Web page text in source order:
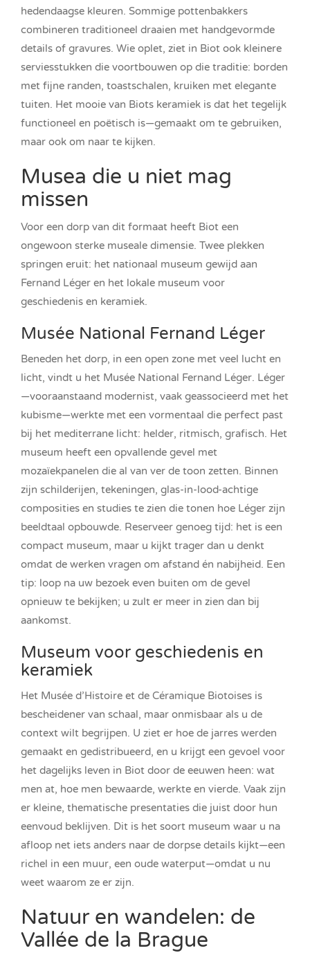
hedendaagse kleuren. Sommige pottenbakkers
combineren traditioneel draaien met handgevormde
details of gravures. Wie oplet, ziet in Biot ook kleinere
serviesstukken die voortbouwen op die traditie: borden
met fijne randen, toastschalen, kruiken met elegante
tuiten. Het mooie van Biots keramiek is dat het tegelijk
functioneel en poëtisch is—gemaakt om te gebruiken,
maar ook om naar te kijken.
Musea die u niet mag
missen
Voor een dorp van dit formaat heeft Biot een
ongewoon sterke museale dimensie. Twee plekken
springen eruit: het nationaal museum gewijd aan
Fernand Léger en het lokale museum voor
geschiedenis en keramiek.
Musée National Fernand Léger
Beneden het dorp, in een open zone met veel lucht en
licht, vindt u het Musée National Fernand Léger. Léger
—vooraanstaand modernist, vaak geassocieerd met het
kubisme—werkte met een vormentaal die perfect past
bij het mediterrane licht: helder, ritmisch, grafisch. Het
museum heeft een opvallende gevel met
mozaïekpanelen die al van ver de toon zetten. Binnen
zijn schilderijen, tekeningen, glas-in-lood-achtige
composities en studies te zien die tonen hoe Léger zijn
beeldtaal opbouwde. Reserveer genoeg tijd: het is een
compact museum, maar u kijkt trager dan u denkt
omdat de werken vragen om afstand én nabijheid. Een
tip: loop na uw bezoek even buiten om de gevel
opnieuw te bekijken; u zult er meer in zien dan bij
aankomst.
Museum voor geschiedenis en
keramiek
Het Musée d’Histoire et de Céramique Biotoises is
bescheidener van schaal, maar onmisbaar als u de
context wilt begrijpen. U ziet er hoe de jarres werden
gemaakt en gedistribueerd, en u krijgt een gevoel voor
het dagelijks leven in Biot door de eeuwen heen: wat
men at, hoe men bewaarde, werkte en vierde. Vaak zijn
er kleine, thematische presentaties die juist door hun
eenvoud beklijven. Dit is het soort museum waar u na
afloop net iets anders naar de dorpse details kijkt—een
richel in een muur, een oude waterput—omdat u nu
weet waarom ze er zijn.
Natuur en wandelen: de
Vallée de la Brague